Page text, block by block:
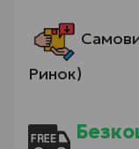
Ринок)